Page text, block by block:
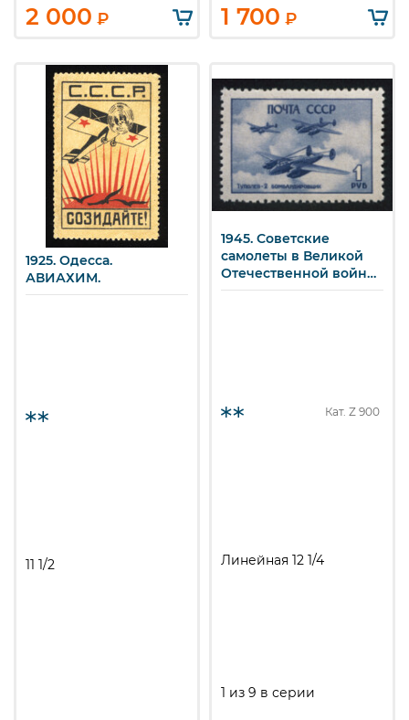
2 000 ₽ 1 700 ₽
1925. Одесса.
АВИАХИМ.
11 1/2
1945. Советские
самолеты в Великой
Отечественной войне
1941-1945 гг.
Кат. Z 900
Линейная 12 1/4
1 из 9 в серии